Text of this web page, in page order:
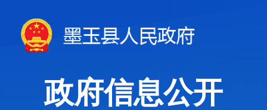
政府信息公开